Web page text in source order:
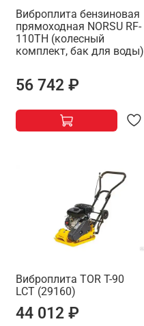
Виброплита бензиновая
прямоходная NORSU RF-
110TH (колесный
комплект, бак для воды)
56 742 ₽
Виброплита TOR T-90
LCT (29160)
44 012 ₽